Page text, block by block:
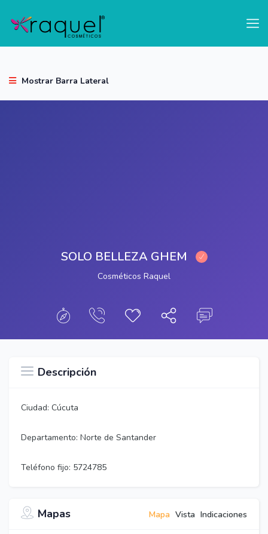
Mostrar Barra Lateral
SOLO BELLEZA GHEM
Cosméticos Raquel
Descripción
Ciudad: Cúcuta
Departamento: Norte de Santander
Teléfono fijo: 5724785
Mapas Mapa Vista Indicaciones